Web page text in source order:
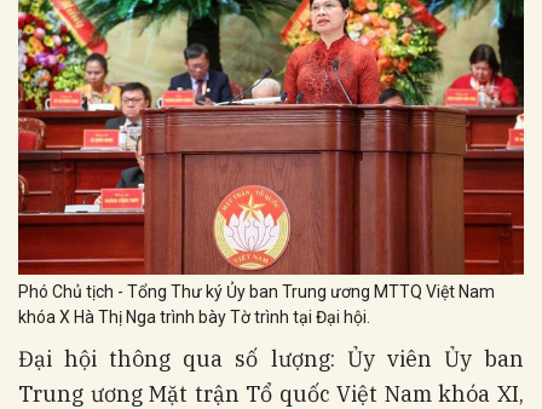
Phó Chủ tịch - Tổng Thư ký Ủy ban Trung ương MTTQ Việt Nam
khóa X Hà Thị Nga trình bày Tờ trình tại Đại hội.
Đại hội thông qua số lượng: Ủy viên Ủy ban
Trung ương Mặt trận Tổ quốc Việt Nam khóa XI,